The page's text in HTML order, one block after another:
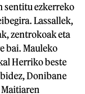
sentitu ezkerreko
Lassallek,
zentrokoak eta
bai. Mauleko
Herriko beste
Donibane